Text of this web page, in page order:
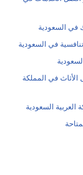
في السعودية
في السعودية
في المملكة
السعودية